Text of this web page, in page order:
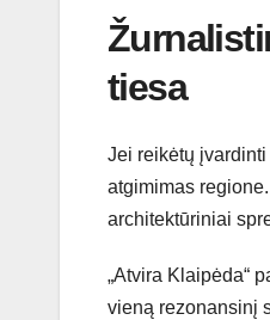
tiesa
Jei reikėtų
atgimimas
architektūriniai
„Atvira Klaipėda“
vieną rezonansinį